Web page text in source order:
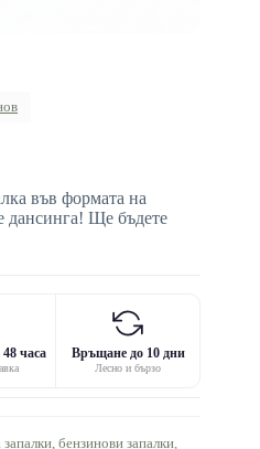
във формата на
дансинга! Ще бъдете
часа Връщане до 10 дни
Лесно и бързо
бензинови запалки